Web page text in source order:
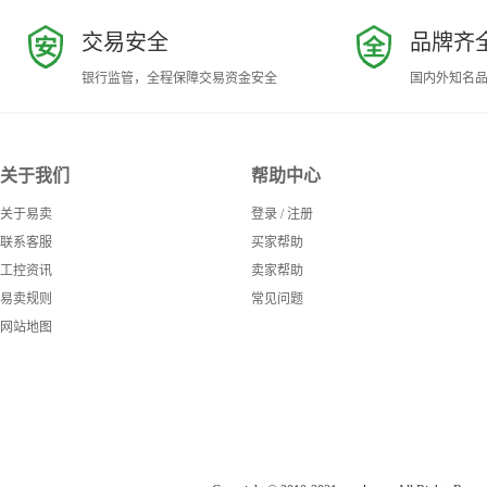
交易安全
银行监管，全程保障交易资金安全
品牌齐
国内外知名
关于我们
关于易卖
联系客服
工控资讯
易卖规则
网站地图
帮助中心
登录 / 注册
买家帮助
卖家帮助
常见问题